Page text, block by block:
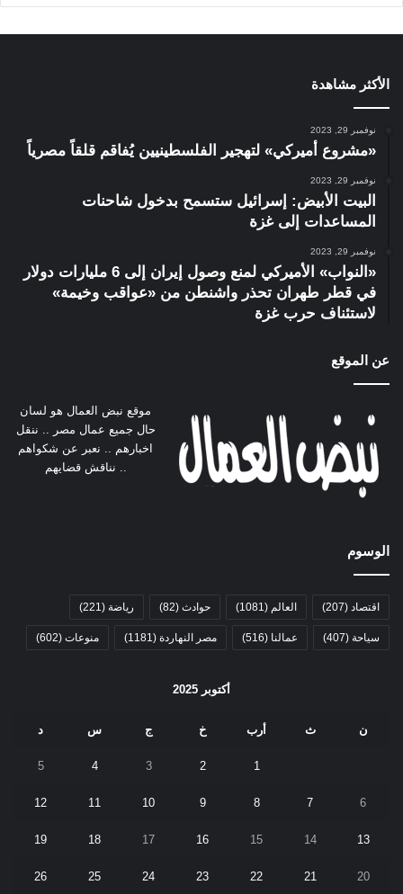
الأكثر مشاهدة
نوفمبر 29, 2023
«مشروع أميركي» لتهجير الفلسطينيين يُفاقم قلقاً مصرياً
نوفمبر 29, 2023
البيت الأبيض: إسرائيل ستسمح بدخول شاحنات
المساعدات إلى غزة
نوفمبر 29, 2023
«النواب» الأميركي لمنع وصول إيران إلى 6 مليارات دولار
في قطر طهران تحذر واشنطن من «عواقب وخيمة»
لاستئناف حرب غزة
عن الموقع
موقع نبض العمال هو لسان
حال جميع عمال مصر .. ننقل
اخبارهم .. نعبر عن شكواهم
.. نناقش قضايهم
الوسوم
اقتصاد (207) العالم (1081) حوادث (82) رياضة (221)
سياحة (407) عمالنا (516) مصر النهاردة (1181) منوعات (602)
أكتوبر 2025
ن ث أرب خ ج س د
1
2
3
4
5
6
7
8
9
10
11
12
13
14
15
16
17
18
19
20
21
22
23
24
25
26